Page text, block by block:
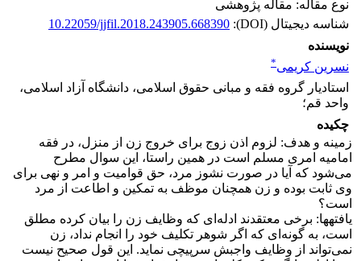
نوع مقاله: مقاله پژوهشی
شناسه دیجیتال (DOI):
10.22059/jjfil.2018.243905.668390
نویسنده
نسرین کریمی*
استادیار گروه فقه و مبانی حقوق اسلامی، دانشگاه آزاد اسلامی،
واحد قم؛
چکیده
زمینه و هدف: لزوم اذن زوج برای خروج زن از منزل، در فقه
امامیه امری مسلم است در همین راستا، این سوال مطرح
می‌شود که آیا در صورت نشوز مرد، حق قوامیت و امر و نهی برای
وی ثابت بوده و زن همچنان موظف به تمکین و اطاعت از مرد
است؟
یافته­ها: برخی معتقدند ادله‌ای که وظایف زن را بیان کرده مطلق
است، به گونه‌ای که اگر شوهر تکلیف خود را انجام نداد، زن
نمی‌تواند از وظایف واجبش سرپیچی نماید. این قول صحیح نیست